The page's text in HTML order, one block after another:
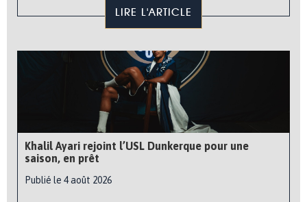
LIRE L'ARTICLE
Khalil Ayari rejoint l’USL Dunkerque pour une
saison, en prêt
Publié le 4 août 2026